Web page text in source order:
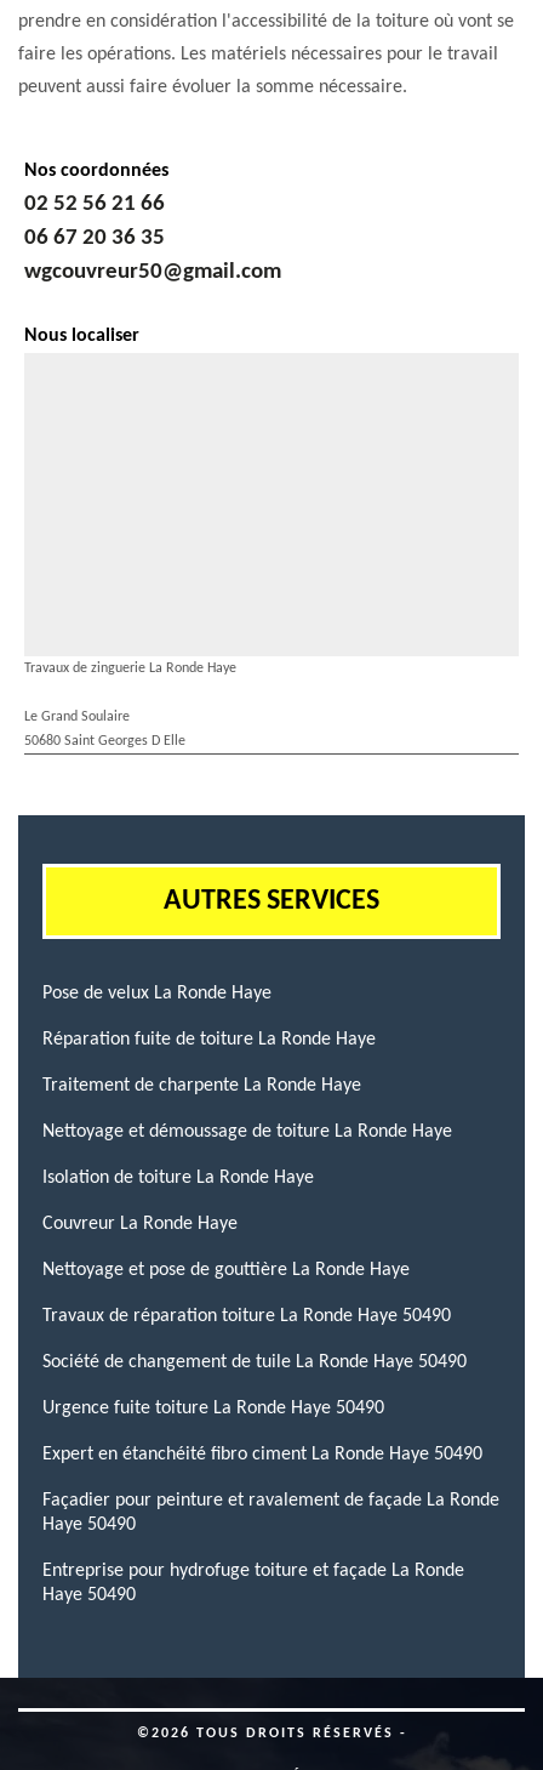
prendre en considération l'accessibilité de la toiture où vont se
faire les opérations. Les matériels nécessaires pour le travail
peuvent aussi faire évoluer la somme nécessaire.
Nos coordonnées
02 52 56 21 66
06 67 20 36 35
wgcouvreur50@gmail.com
Nous localiser
Travaux de zinguerie La Ronde Haye
Le Grand Soulaire
50680 Saint Georges D Elle
AUTRES SERVICES
Pose de velux La Ronde Haye
Réparation fuite de toiture La Ronde Haye
Traitement de charpente La Ronde Haye
Nettoyage et démoussage de toiture La Ronde Haye
Isolation de toiture La Ronde Haye
Couvreur La Ronde Haye
Nettoyage et pose de gouttière La Ronde Haye
Travaux de réparation toiture La Ronde Haye 50490
Société de changement de tuile La Ronde Haye 50490
Urgence fuite toiture La Ronde Haye 50490
Expert en étanchéité fibro ciment La Ronde Haye 50490
Façadier pour peinture et ravalement de façade La Ronde
Haye 50490
Entreprise pour hydrofuge toiture et façade La Ronde
Haye 50490
©2026 TOUS DROITS RÉSERVÉS -